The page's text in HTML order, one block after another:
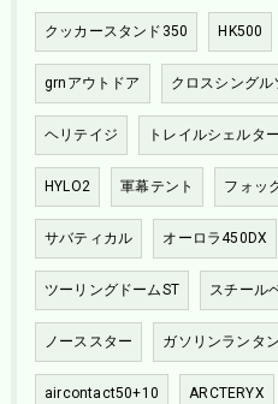
クッカースタンド350 HK500
grnアウトドア クロスシングル
ヘリテイジ トレイルシェルター
HYLO2 軍幕テント フォッ
サバティカル オーロラ450DX
ツーリングドームST スチール
ノーススター ガソリンランタ
aircontact50+10 ARCTERYX